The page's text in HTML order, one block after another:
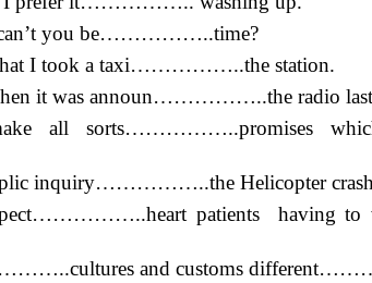
you be……………..time?
I took a taxi……………..the station.
it was announ……………..the radio
all sorts……………..promises
inquiry……………..the Helicopter
patients having to
and customs